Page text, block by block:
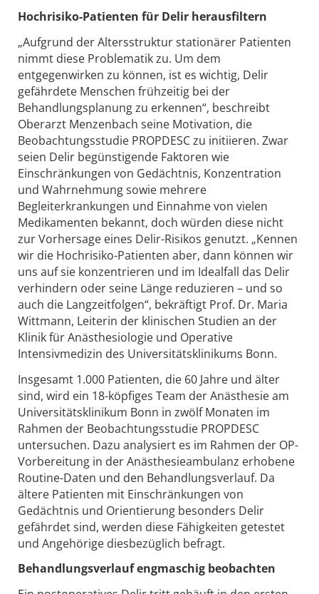
Hochrisiko-Patienten für Delir herausfiltern
„Aufgrund der Altersstruktur stationärer Patienten
nimmt diese Problematik zu. Um dem
entgegenwirken zu können, ist es wichtig, Delir
gefährdete Menschen frühzeitig bei der
Behandlungsplanung zu erkennen“, beschreibt
Oberarzt Menzenbach seine Motivation, die
Beobachtungsstudie PROPDESC zu initiieren. Zwar
seien Delir begünstigende Faktoren wie
Einschränkungen von Gedächtnis, Konzentration
und Wahrnehmung sowie mehrere
Begleiterkrankungen und Einnahme von vielen
Medikamenten bekannt, doch würden diese nicht
zur Vorhersage eines Delir-Risikos genutzt. „Kennen
wir die Hochrisiko-Patienten aber, dann können wir
uns auf sie konzentrieren und im Idealfall das Delir
verhindern oder seine Länge reduzieren – und so
auch die Langzeitfolgen“, bekräftigt Prof. Dr. Maria
Wittmann, Leiterin der klinischen Studien an der
Klinik für Anästhesiologie und Operative
Intensivmedizin des Universitätsklinikums Bonn.
Insgesamt 1.000 Patienten, die 60 Jahre und älter
sind, wird ein 18-köpfiges Team der Anästhesie am
Universitätsklinikum Bonn in zwölf Monaten im
Rahmen der Beobachtungsstudie PROPDESC
untersuchen. Dazu analysiert es im Rahmen der OP-
Vorbereitung in der Anästhesieambulanz erhobene
Routine-Daten und den Behandlungsverlauf. Da
ältere Patienten mit Einschränkungen von
Gedächtnis und Orientierung besonders Delir
gefährdet sind, werden diese Fähigkeiten getestet
und Angehörige diesbezüglich befragt.
Behandlungsverlauf engmaschig beobachten